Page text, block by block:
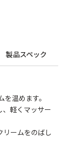
製品スペック
温めます。
、軽くマッサー
リームをのばし